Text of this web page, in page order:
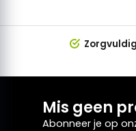
Zorgvuldig
Mis geen
Abonneer je op